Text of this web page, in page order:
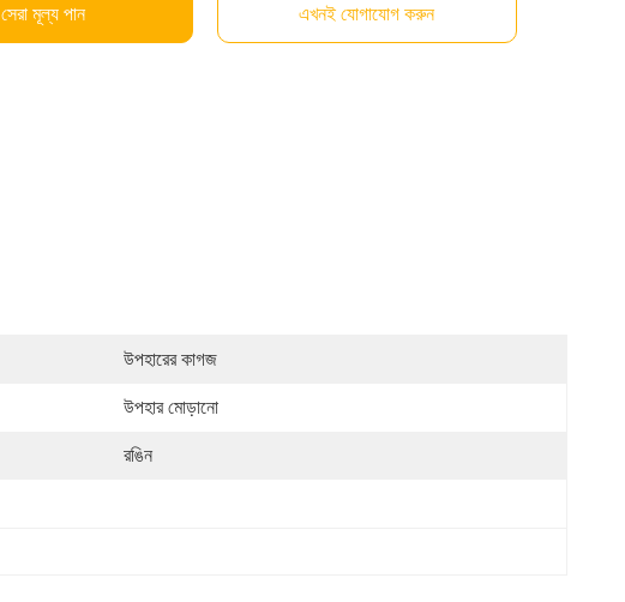
সেরা মূল্য পান এখনই যোগাযোগ করুন
উপহারের কাগজ
উপহার মোড়ানো
রঙিন